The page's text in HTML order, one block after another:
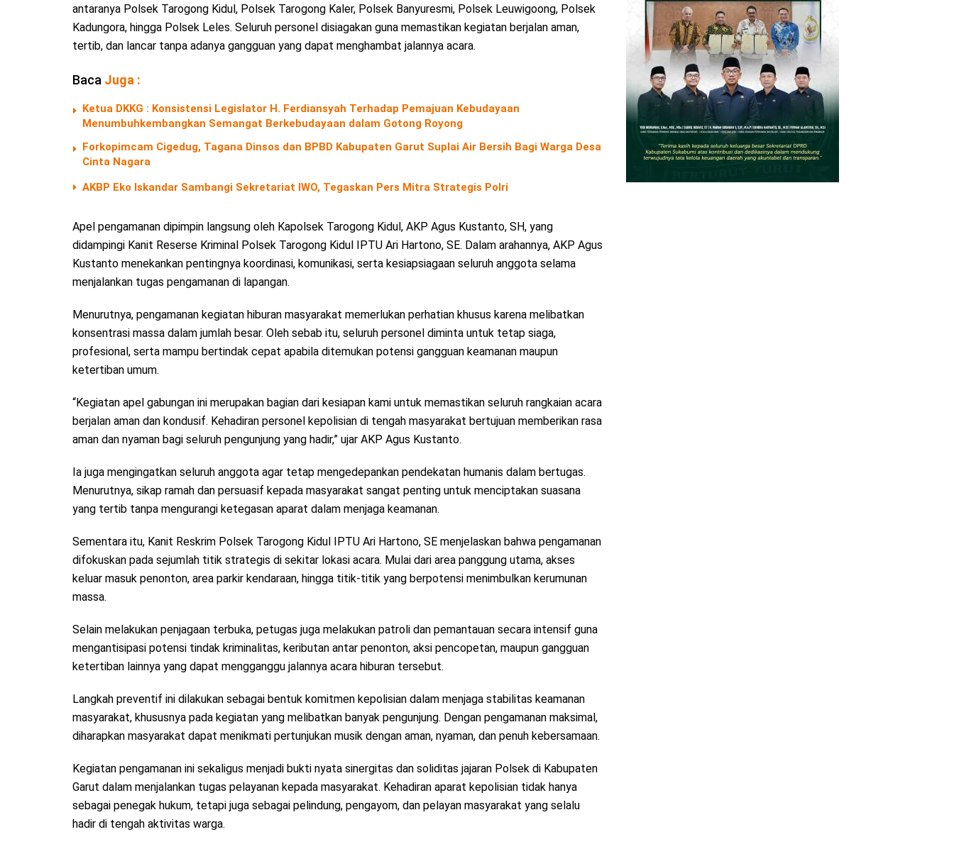
antaranya Polsek Tarogong Kidul, Polsek Tarogong Kaler, Polsek Banyuresmi, Polsek Leuwigoong, Polsek
Kadungora, hingga Polsek Leles. Seluruh personel disiagakan guna memastikan kegiatan berjalan aman,
tertib, dan lancar tanpa adanya gangguan yang dapat menghambat jalannya acara.
Baca Juga :
Ketua DKKG : Konsistensi Legislator H. Ferdiansyah Terhadap Pemajuan Kebudayaan
Menumbuhkembangkan Semangat Berkebudayaan dalam Gotong Royong
Forkopimcam Cigedug, Tagana Dinsos dan BPBD Kabupaten Garut Suplai Air Bersih Bagi Warga Desa
Cinta Nagara
AKBP Eko Iskandar Sambangi Sekretariat IWO, Tegaskan Pers Mitra Strategis Polri
Apel pengamanan dipimpin langsung oleh Kapolsek Tarogong Kidul, AKP Agus Kustanto, SH, yang
didampingi Kanit Reserse Kriminal Polsek Tarogong Kidul IPTU Ari Hartono, SE. Dalam arahannya, AKP Agus
Kustanto menekankan pentingnya koordinasi, komunikasi, serta kesiapsiagaan seluruh anggota selama
menjalankan tugas pengamanan di lapangan.
Menurutnya, pengamanan kegiatan hiburan masyarakat memerlukan perhatian khusus karena melibatkan
konsentrasi massa dalam jumlah besar. Oleh sebab itu, seluruh personel diminta untuk tetap siaga,
profesional, serta mampu bertindak cepat apabila ditemukan potensi gangguan keamanan maupun
ketertiban umum.
“Kegiatan apel gabungan ini merupakan bagian dari kesiapan kami untuk memastikan seluruh rangkaian acara
berjalan aman dan kondusif. Kehadiran personel kepolisian di tengah masyarakat bertujuan memberikan rasa
aman dan nyaman bagi seluruh pengunjung yang hadir,” ujar AKP Agus Kustanto.
Ia juga mengingatkan seluruh anggota agar tetap mengedepankan pendekatan humanis dalam bertugas.
Menurutnya, sikap ramah dan persuasif kepada masyarakat sangat penting untuk menciptakan suasana
yang tertib tanpa mengurangi ketegasan aparat dalam menjaga keamanan.
Sementara itu, Kanit Reskrim Polsek Tarogong Kidul IPTU Ari Hartono, SE menjelaskan bahwa pengamanan
difokuskan pada sejumlah titik strategis di sekitar lokasi acara. Mulai dari area panggung utama, akses
keluar masuk penonton, area parkir kendaraan, hingga titik-titik yang berpotensi menimbulkan kerumunan
massa.
Selain melakukan penjagaan terbuka, petugas juga melakukan patroli dan pemantauan secara intensif guna
mengantisipasi potensi tindak kriminalitas, keributan antar penonton, aksi pencopetan, maupun gangguan
ketertiban lainnya yang dapat mengganggu jalannya acara hiburan tersebut.
Langkah preventif ini dilakukan sebagai bentuk komitmen kepolisian dalam menjaga stabilitas keamanan
masyarakat, khususnya pada kegiatan yang melibatkan banyak pengunjung. Dengan pengamanan maksimal,
diharapkan masyarakat dapat menikmati pertunjukan musik dengan aman, nyaman, dan penuh kebersamaan.
Kegiatan pengamanan ini sekaligus menjadi bukti nyata sinergitas dan soliditas jajaran Polsek di Kabupaten
Garut dalam menjalankan tugas pelayanan kepada masyarakat. Kehadiran aparat kepolisian tidak hanya
sebagai penegak hukum, tetapi juga sebagai pelindung, pengayom, dan pelayan masyarakat yang selalu
hadir di tengah aktivitas warga.